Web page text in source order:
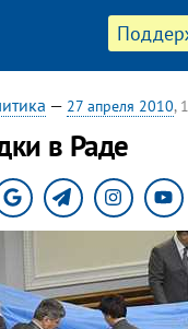
— 27 апреля 2010,
в Раде